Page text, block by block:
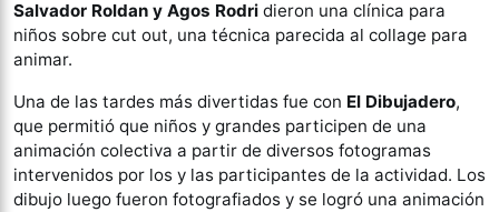
Salvador Roldan y Agos Rodri dieron una clínica para
niños sobre cut out, una técnica parecida al collage para
animar.
Una de las tardes más divertidas fue con El Dibujadero,
que permitió que niños y grandes participen de una
animación colectiva a partir de diversos fotogramas
intervenidos por los y las participantes de la actividad. Los
dibujo luego fueron fotografiados y se logró una animación